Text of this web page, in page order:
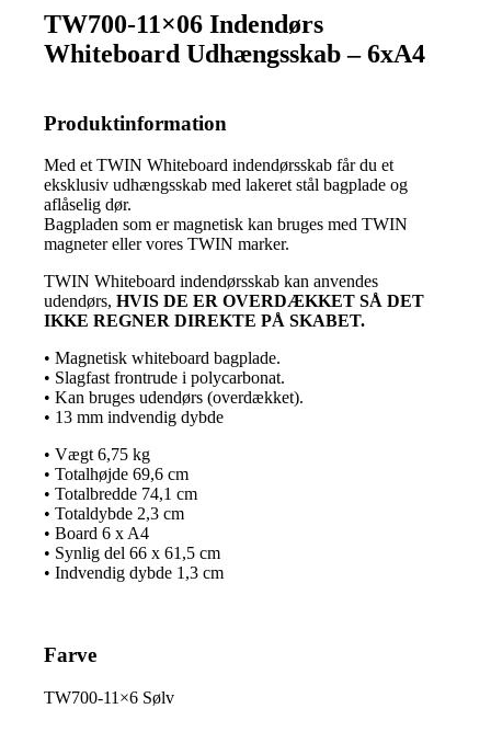
TW700-11×06 Indendørs
Whiteboard Udhængsskab – 6xA4
Produktinformation
Med et TWIN Whiteboard indendørsskab får du et
eksklusiv udhængsskab med lakeret stål bagplade og
aflåselig dør.
Bagpladen som er magnetisk kan bruges med TWIN
magneter eller vores TWIN marker.
TWIN Whiteboard indendørsskab kan anvendes
udendørs,HVIS DE ER OVERDÆKKET SÅ DET
IKKE REGNER DIREKTE PÅ SKABET.
• Magnetisk whiteboard bagplade.
• Slagfast frontrude i polycarbonat.
• Kan bruges udendørs (overdækket).
• 13 mm indvendig dybde
• Vægt 6,75 kg
• Totalhøjde 69,6 cm
• Totalbredde 74,1 cm
• Totaldybde 2,3 cm
• Board 6 x A4
• Synlig del 66 x 61,5 cm
• Indvendig dybde 1,3 cm
Farve
TW700-11×6 Sølv